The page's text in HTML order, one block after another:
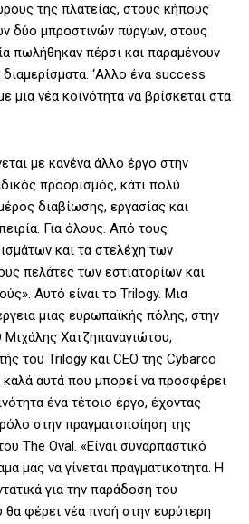
της πλατείας, στους κήπους
δύο μπροστινών πύργων, στους
πωλήθηκαν πέρσι και παραμένουν
‘Aλλο ένα success
μια νέα κοινότητα να βρίσκεται στα
με κανένα άλλο έργο στην
προορισμός, κάτι πολύ
διαβίωσης, εργασίας και
Για όλους. Από τους
και τα στελέχη των
πελάτες των εστιατορίων και
Αυτό είναι το Trilogy. Μια
μιας ευρωπαϊκής πόλης, στην
Χατζηπαναγιώτου,
του Trilogy και CEO της Cybarco
καλά αυτά που μπορεί να προσφέρει
ένα τέτοιο έργο, έχοντας
στην πραγματοποίηση της
The Oval. «Είναι συναρπαστικό
μας να γίνεται πραγματικότητα. Η
για την παράδοση του
φέρει νέα πνοή στην ευρύτερη